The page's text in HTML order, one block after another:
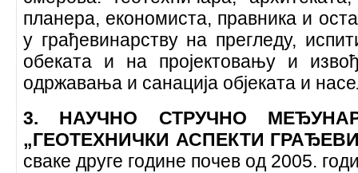
планера, економиста, правника и
у грађевинарству на прегледу,
обеката и на пројектовању и
одржавања и санација објеката и
3. НАУЧНО СТРУЧНО
„ГЕОТЕХНИЧКИ АСПЕКТИ
сваке друге године почев од 2005.